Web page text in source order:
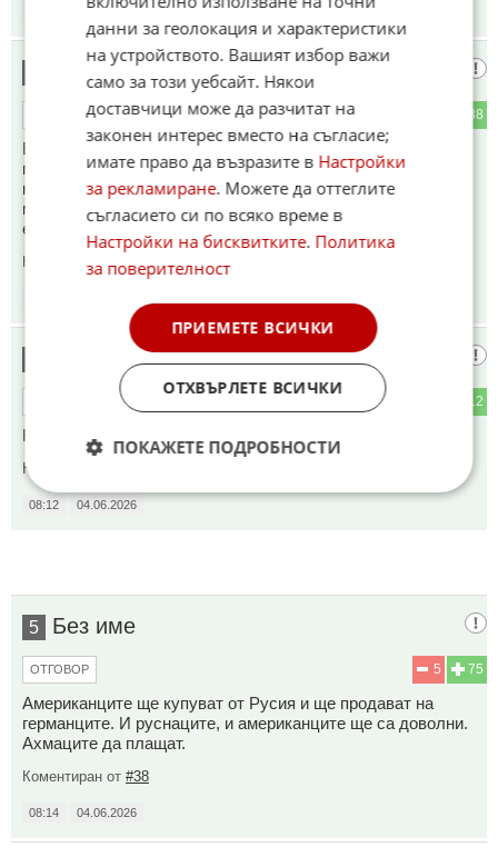
04.06.2026
Kaлпазанин
88
ОТГОВОР
Въпроса е :ще има ли виновни и осъдени за тези които да
погребат Европа например като урсулианците оная
копанарка калас и наркозависомте магарета като Мерц
макарони н и стърмър ,и че се потърси ли сметка от
еврейските лобита от света
Коментиран от
12
Не се ли плащат от дронове?
Коментиран от
08:12 04.06.2026
5 Без име
75
5
ОТГОВОР
Американците ще купуват от Русия и ще продават на
германците. И руснаците, и американците ще са доволни.
Ахмаците да плащат.
Коментиран от #38
08:14 04.06.2026
данни за геолокация и характеристики
на устройството. Вашият избор важи
само за този уебсайт. Някои
доставчици може да разчитат на
законен интерес вместо на съгласие;
имате право да възразите в Настройки
за рекламиране. Можете да оттеглите
съгласието си по всяко време в
Настройки на бисквитките. Политика
за поверителност
ПРИЕМЕТЕ ВСИЧКИ
ОТХВЪРЛЕТЕ ВСИЧКИ
ПОКАЖЕТЕ ПОДРОБНОСТИ